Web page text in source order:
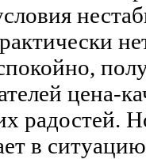
цена-
радостей.
в